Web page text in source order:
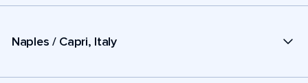
Naples / Capri, Italy